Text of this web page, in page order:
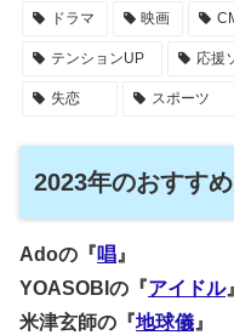
ドラマ 映画
テンションUP 応援
失恋 スポーツ
2023年のおすす
Adoの『唱 』
YOASOBIの『アイドル』
米津玄師の『地球儀 』